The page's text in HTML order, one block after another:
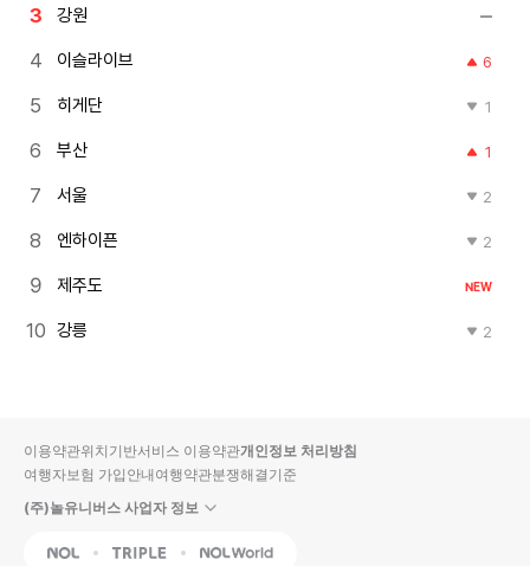
강원
이슬라이브 6
히게단 1
부산 1
서울 2
엔하이픈 2
제주도 NEW
강릉 2
이용약관위치기반서비스 이용약관개인정보 처리방침
여행자보험 가입안내여행약관분쟁해결기준
(주)놀유니버스 사업자 정보
NOL Triple Interpark Global